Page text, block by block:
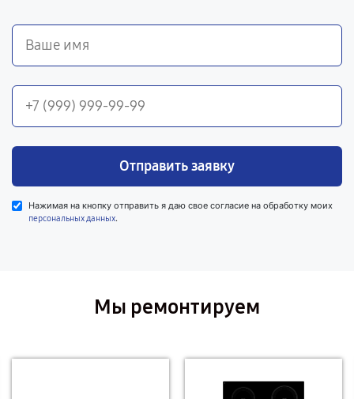
Отправить заявку
Нажимая на кнопку отправить я даю свое согласие на обработку моих
персональных данных.
Мы ремонтируем